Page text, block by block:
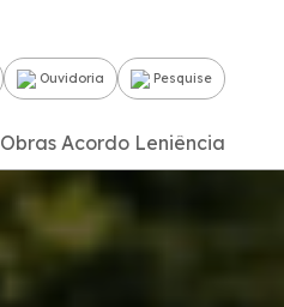
Ouvidoria Pesquise
Obras Acordo Leniência